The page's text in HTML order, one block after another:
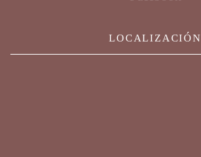
LOCALIZACIÓN